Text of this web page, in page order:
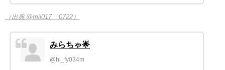
（出典 @mii017__0722）
みらちゃ🌟
@hi_fy034m